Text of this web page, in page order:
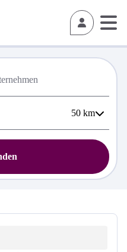
50 km